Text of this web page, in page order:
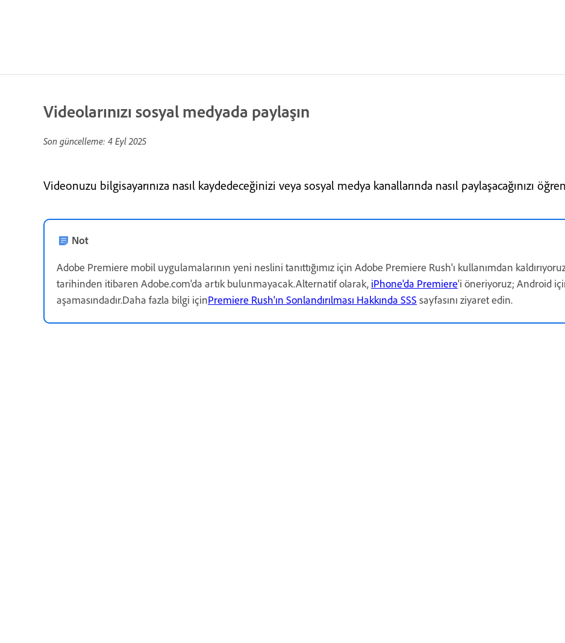
Videolarınızı sosyal medyada paylaşın
Son güncelleme: 4 Eyl 2025
Videonuzu bilgisayarınıza nasıl kaydedeceğinizi veya sosyal medya kanallarında nasıl paylaşacağınızı
Not
Adobe Premiere mobil uygulamalarının yeni neslini tanıttığımız için Adobe Premiere Rush'ı kullanımdan
tarihinden itibaren Adobe.com'da artık bulunmayacak.Alternatif olarak, iPhone'da Premiere'i öneriyoruz; Android
aşamasındadır.Daha fazla bilgi içinPremiere Rush'ın Sonlandırılması Hakkında SSS sayfasını ziyaret edin.